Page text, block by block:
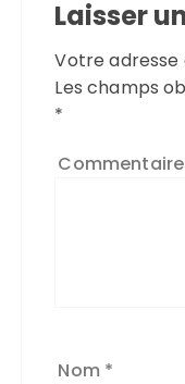
Laisser
Votre adresse
Les champs
*
Commentaire
Nom *